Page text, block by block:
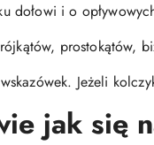
i o
prostokątów,
Jeżeli
jak się